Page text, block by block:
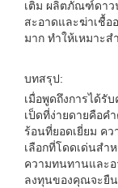
เติม ผลิตภัณฑ์ดาว
สะอาดและฆ่าเชื้อ
มาก ทำให้เหมาะ
บทสรุป:
เมื่อพูดถึงการได้รั
เป็ดที่ง่ายดายคือค
ร้อนที่ยอดเยี่ยม ค
เลือกที่โดดเด่นสำ
ความทนทานและอ
ลงทุนของคุณจะยืน